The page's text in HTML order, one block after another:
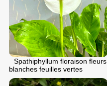
Spathiphyllum floraison fleurs
blanches feuilles vertes